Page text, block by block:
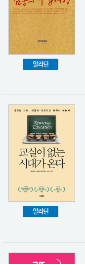
알라딘
알라딘